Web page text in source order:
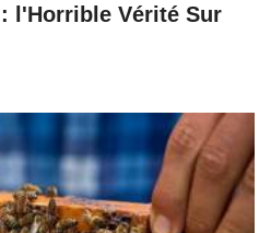
l'Horrible Vérité Sur